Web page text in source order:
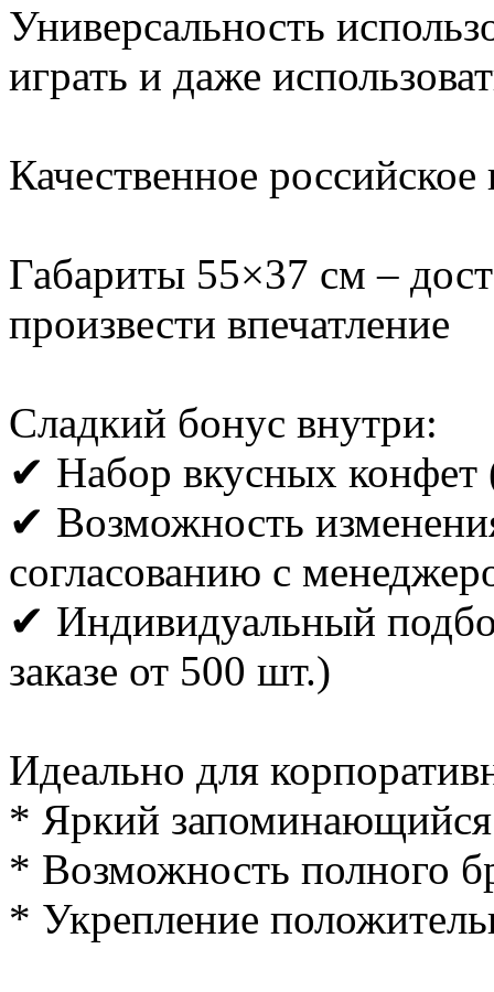
Универсальность
играть и даже
Качественное российское
Габариты 55×37 см –
произвести впечатление
Сладкий бонус внутри:
✔ Набор вкусных конфет
✔ Возможность
согласованию с
✔ Индивидуальный
заказе от 500 шт.)
Идеально для
* Яркий запоминающийся
* Возможность полного
* Укрепление